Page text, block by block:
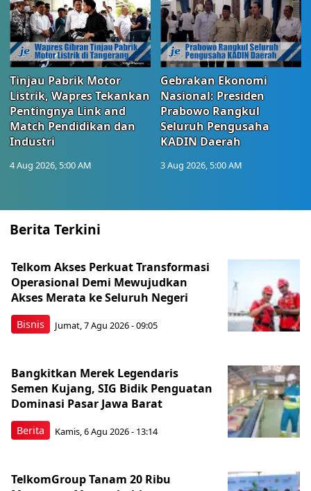
Tinjau Pabrik Motor
Listrik, Wapres Tekankan
Pentingnya Link and
Match Pendidikan dan
Industri
4 Aug 2026, 5:00 AM
Gebrakan Ekonomi
Nasional: Presiden
Prabowo Rangkul
Seluruh Pengusaha
KADIN Daerah
3 Aug 2026, 5:00 AM
Berita Terkini
Bisnis
Telkom Akses Perkuat Transformasi
Operasional Demi Mewujudkan
Akses Merata ke Seluruh Negeri
Jumat, 7 Agu 2026 - 09:05
Berita
Bangkitkan Merek Legendaris
Semen Kujang, SIG Bidik Penguatan
Dominasi Pasar Jawa Barat
Kamis, 6 Agu 2026 - 13:14
TelkomGroup Tanam 20 Ribu